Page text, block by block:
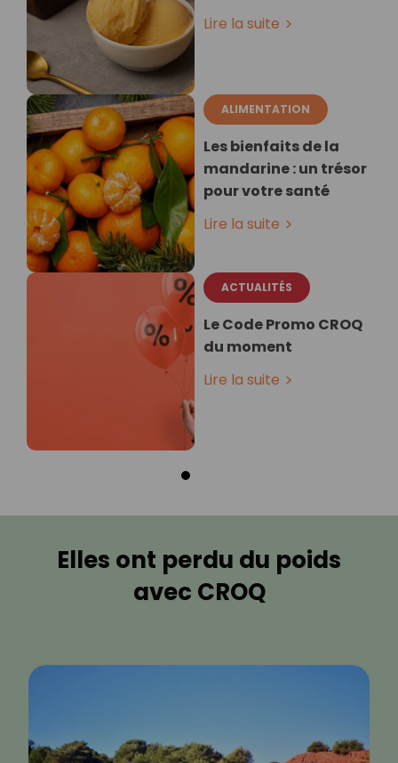
Lire la suite
ALIMENTATION
Les bienfaits de la
mandarine : un trésor
pour votre santé
Lire la suite
ACTUALITÉS
Le Code Promo CROQ
du moment
Lire la suite
Elles ont perdu du poids
avec CROQ